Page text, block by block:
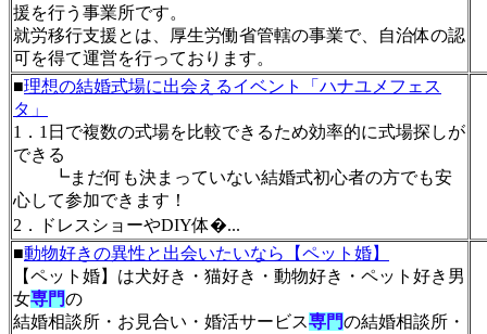
援を行う事業所です。
就労移行支援とは、厚生労働省管轄の事業で、自治体の認
可を得て運営を行っております。
■理想の結婚式場に出会えるイベント「ハナユメフェス
タ」
1．1日で複数の式場を比較できるため効率的に式場探しが
できる
┗まだ何も決まっていない結婚式初心者の方でも安
心して参加できます！
2．ドレスショーやDIY体�...
■動物好きの異性と出会いたいなら【ペット婚】
【ペット婚】は犬好き・猫好き・動物好き・ペット好き男
女専門の
結婚相談所・お見合い・婚活サービス専門の結婚相談所・